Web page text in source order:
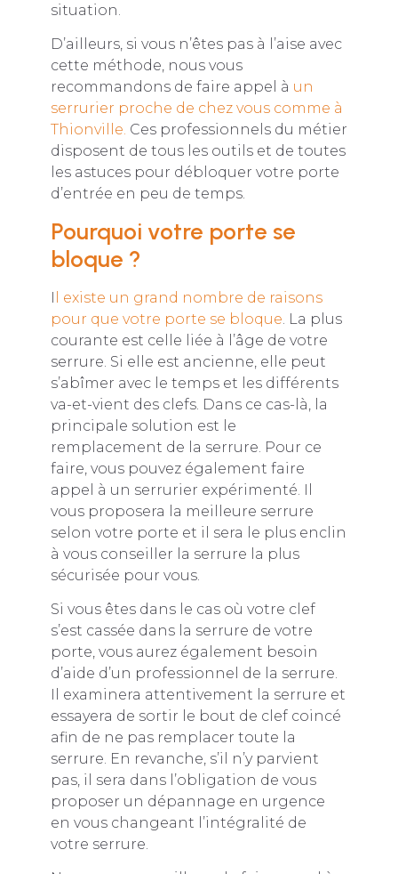
situation.
D’ailleurs, si vous n’êtes pas à l’aise avec
cette méthode, nous vous
recommandons de faire appel à un
serrurier proche de chez vous comme à
Thionville. Ces professionnels du métier
disposent de tous les outils et de toutes
les astuces pour débloquer votre porte
d’entrée en peu de temps.
Pourquoi votre porte se
bloque ?
I l existe un grand nombre de raisons
pour que votre porte se bloque . La plus
courante est celle liée à l’âge de votre
serrure. Si elle est ancienne, elle peut
s’abîmer avec le temps et les différents
va-et-vient des clefs. Dans ce cas-là, la
principale solution est le
remplacement de la serrure. Pour ce
faire, vous pouvez également faire
appel à un serrurier expérimenté. Il
vous proposera la meilleure serrure
selon votre porte et il sera le plus enclin
à vous conseiller la serrure la plus
sécurisée pour vous.
Si vous êtes dans le cas où votre clef
s’est cassée dans la serrure de votre
porte, vous aurez également besoin
d’aide d’un professionnel de la serrure.
Il examinera attentivement la serrure et
essayera de sortir le bout de clef coincé
afin de ne pas remplacer toute la
serrure. En revanche, s’il n’y parvient
pas, il sera dans l’obligation de vous
proposer un dépannage en urgence
en vous changeant l’intégralité de
votre serrure.